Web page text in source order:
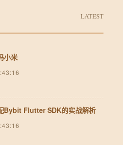
LATEST
小米
Bybit Flutter SDK的实战解析